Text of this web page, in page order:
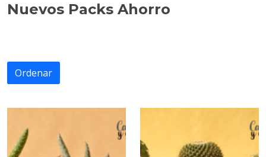
Nuevos Packs Ahorro
Ordenar